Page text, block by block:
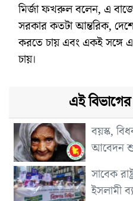
মির্জা ফখরুল বলেন, এ
সরকার কতটা আন্তরিক,
করতে চায় এবং একই সঙ্গে
চায়।
এই
বয়স্ক,
আবেদন
সাবেক
ইসলামী